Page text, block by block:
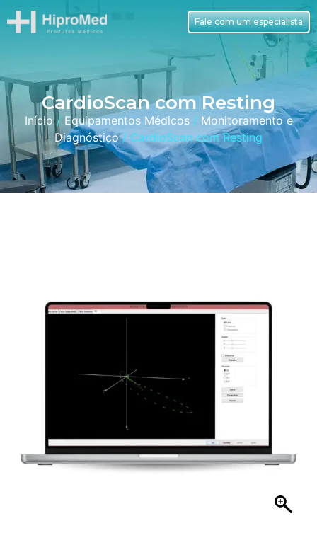
Fale com um especialista
CardioScan com Resting
Início/ Equipamentos Médicos/ Monitoramento e
Diagnóstico/ CardioScan com Resting